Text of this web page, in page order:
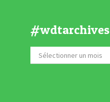
#wdtarchives